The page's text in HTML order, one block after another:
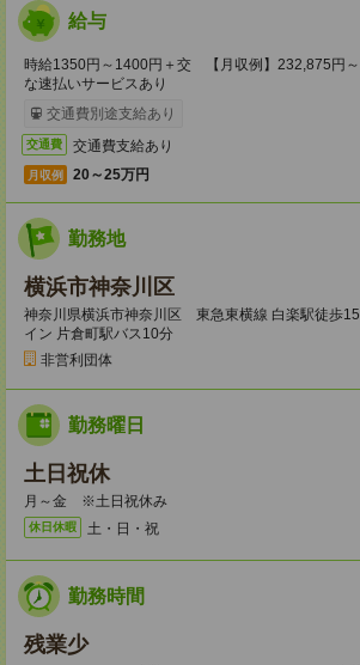
給与
時給1350円～1400円＋交 【月収例】232,875円
な速払いサービスあり
交通費別途支給あり
交通費 交通費支給あり
月収例 20～25万円
勤務地
横浜市神奈川区
神奈川県横浜市神奈川区 東急東横線 白楽駅徒歩
イン 片倉町駅バス10分
非営利団体
勤務曜日
土日祝休
月～金 ※土日祝休み
休日休暇 土・日・祝
勤務時間
残業少